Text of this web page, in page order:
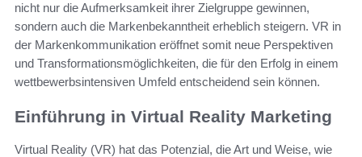
nicht nur die Aufmerksamkeit ihrer Zielgruppe gewinnen,
sondern auch die Markenbekanntheit erheblich steigern. VR in
der Markenkommunikation eröffnet somit neue Perspektiven
und Transformationsmöglichkeiten, die für den Erfolg in einem
wettbewerbsintensiven Umfeld entscheidend sein können.
Einführung in Virtual Reality Marketing
Virtual Reality (VR) hat das Potenzial, die Art und Weise, wie